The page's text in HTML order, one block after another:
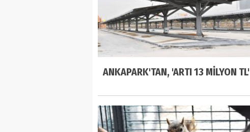
ANKAPARK'TAN, 'ARTI 13 MİLYON TL'